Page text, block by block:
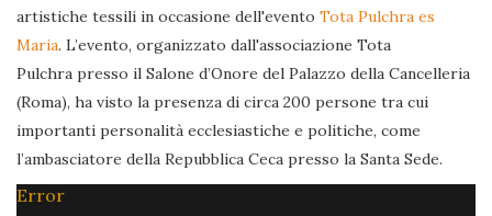
artistiche tessili in occasione dell'evento Tota Pulchra es
Maria. L’evento, organizzato dall'associazione Tota
Pulchra presso il Salone d’Onore del Palazzo della Cancelleria
(Roma), ha visto la presenza di circa 200 persone tra cui
importanti personalità ecclesiastiche e politiche, come
l’ambasciatore della Repubblica Ceca presso la Santa Sede.
Error